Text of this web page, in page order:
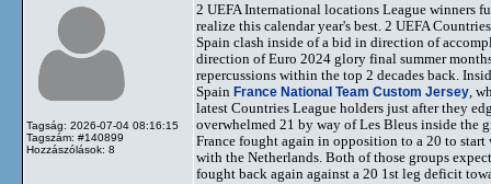
Tagság: 2026-07-04 08:16:15
Tagszám: #140899
Hozzászólások: 8
2 UEFA International locations League winners
realize this calendar year's best. 2 UEFA
Spain clash inside of a bid in direction of
direction of Euro 2024 glory final summer
repercussions within the top 2 decades back.
Spain France National Team Custom Jersey ,
latest Countries League holders just after they
overwhelmed 21 by way of Les Bleus inside the
France fought again in opposition to a 20 to
with the Netherlands. Both of those groups
fought back again against a 20 1st leg deficit